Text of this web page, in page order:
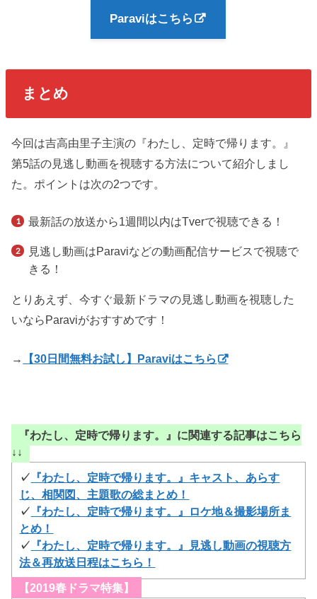
Paraviはこちら
まとめ
今回は吉高由里子主演の『わたし、定時で帰ります。』
第5話の見逃し動画を視聴する方法について紹介しまし
た。ポイントは次の2つです。
最新話の放送から1週間以内はTverで視聴できる！
見逃し動画はParaviなどの動画配信サービスで視聴で
きる！
とりあえず、今すぐ最新ドラマの見逃し動画を視聴した
いならParaviがおすすめです！
→ 【30日間無料お試し】Paraviはこちら
『わたし、定時で帰ります。』に関連する記事はこちら
↓↓
✓ 『わたし、定時で帰ります。』キャスト、あらす
じ、相関図、主題歌の総まとめ！
✓ 『わたし、定時で帰ります。』ロケ地＆撮影場所ま
とめ！
✓ 『わたし、定時で帰ります。』見逃し動画の視聴方
法＆再放送日程はこちら！
【2019春ドラマ特集】